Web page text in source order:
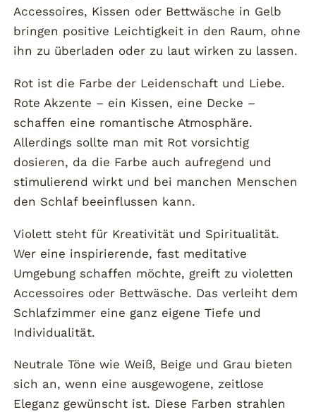
Accessoires, Kissen oder Bettwäsche in Gelb
bringen positive Leichtigkeit in den Raum, ohne
ihn zu überladen oder zu laut wirken zu lassen.
Rot ist die Farbe der Leidenschaft und Liebe.
Rote Akzente – ein Kissen, eine Decke –
schaffen eine romantische Atmosphäre.
Allerdings sollte man mit Rot vorsichtig
dosieren, da die Farbe auch aufregend und
stimulierend wirkt und bei manchen Menschen
den Schlaf beeinflussen kann.
Violett steht für Kreativität und Spiritualität.
Wer eine inspirierende, fast meditative
Umgebung schaffen möchte, greift zu violetten
Accessoires oder Bettwäsche. Das verleiht dem
Schlafzimmer eine ganz eigene Tiefe und
Individualität.
Neutrale Töne wie Weiß, Beige und Grau bieten
sich an, wenn eine ausgewogene, zeitlose
Eleganz gewünscht ist. Diese Farben strahlen